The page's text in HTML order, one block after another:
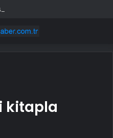
konser verdi
kitapla